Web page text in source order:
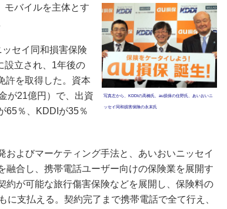
写真左から、KDDIの高橋氏、au損保の住野氏、あいおいニ
ッセイ同和損害保険の永末氏
バイルを主体とす
セイ同和損害保険
設立され、1年後の
許を取得した。資本
が21億円）で、出資
65％、KDDIが35％
よびマーケティング手法と、あいおいニッセイ
融合し、携帯電話ユーザー向けの保険業を展開す
約が可能な旅行傷害保険などを展開し、保険料の
に支払える。契約完了まで携帯電話で全て行え、